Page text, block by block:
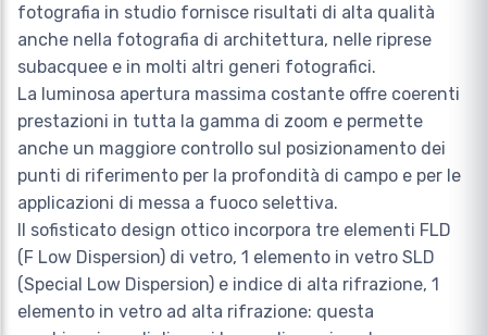
fotografia in studio fornisce risultati di alta qualità
anche nella fotografia di architettura, nelle riprese
subacquee e in molti altri generi fotografici.
La luminosa apertura massima costante offre coerenti
prestazioni in tutta la gamma di zoom e permette
anche un maggiore controllo sul posizionamento dei
punti di riferimento per la profondità di campo e per le
applicazioni di messa a fuoco selettiva.
Il sofisticato design ottico incorpora tre elementi FLD
(F Low Dispersion) di vetro, 1 elemento in vetro SLD
(Special Low Dispersion) e indice di alta rifrazione, 1
elemento in vetro ad alta rifrazione: questa